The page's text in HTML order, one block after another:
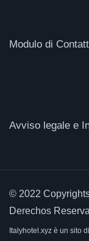
Modulo di
Avviso legale e
© 2022
Derechos
Italyhotel.xyz è un sito